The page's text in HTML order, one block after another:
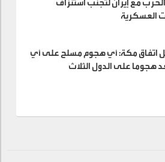
الحرب مع إيران لتجنب استنزاف
العسكرية
اتفاق مكة: أي هجوم مسلح على أي
هجوما على الدول الثلاث